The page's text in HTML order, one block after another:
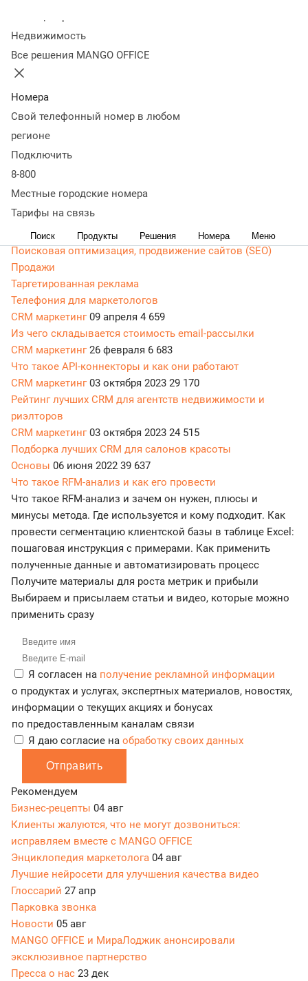
Недвижимость
Все решения MANGO OFFICE
Номера
Свой телефонный номер в любом
регионе
Подключить
8-800
Местные городские номера
Тарифы на связь
Поиск Продукты Решения Номера Меню
CRM маркетинг все что необходимо знать для успешного
применения
CRM маркетинг
Веб-аналитика
Веб-разработка
Контекстная реклама
Google Adwords (ADS)
Яндекс Директ
Мессенджеры
Основы
Поисковая оптимизация, продвижение сайтов (SEO)
Продажи
Таргетированная реклама
Телефония для маркетологов
CRM маркетинг09 апреля 4 659
Из чего складывается стоимость email-рассылки
CRM маркетинг26 февраля 6 683
Что такое API-коннекторы и как они работают
CRM маркетинг03 октября 2023 29 170
Рейтинг лучших CRM для агентств недвижимости и
риэлторов
CRM маркетинг03 октября 2023 24 515
Подборка лучших CRM для салонов красоты
Основы 06 июня 2022 39 637
Что такое RFM-анализ и как его провести
Что такое RFM-анализ и зачем он нужен, плюсы и
минусы метода. Где используется и кому подходит. Как
провести сегментацию клиентской базы в таблице Excel:
пошаговая инструкция с примерами. Как применить
полученные данные и автоматизировать процесс
Получите материалы для роста метрик и прибыли
Выбираем и присылаем статьи и видео, которые можно
применить сразу
Я согласен на получение рекламной информации
о продуктах и услугах, экспертных материалов, новостях,
информации о текущих акциях и бонусах
по предоставленным каналам связи
Я даю согласие на обработку своих данных
Отправить
Рекомендуем
Бизнес-рецепты 04 авг
Клиенты жалуются, что не могут дозвониться:
исправляем вместе с MANGO OFFICE
Энциклопедия маркетолога 04 авг
Лучшие нейросети для улучшения качества видео
Глоссарий 27 апр
Парковка звонка
Новости 05 авг
MANGO OFFICE и МираЛоджик анонсировали
эксклюзивное партнерство
Пресса о нас 23 дек